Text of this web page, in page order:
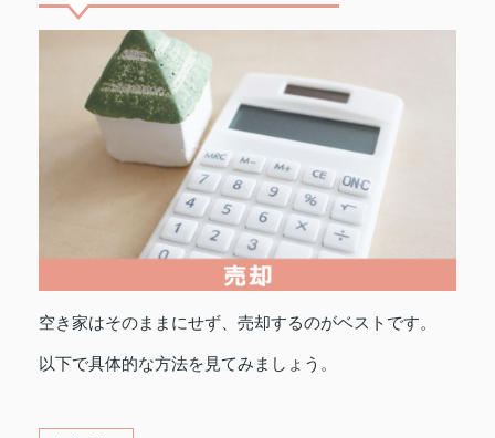
空き家はそのままにせず、売却するのがベストです。
以下で具体的な方法を見てみましょう。